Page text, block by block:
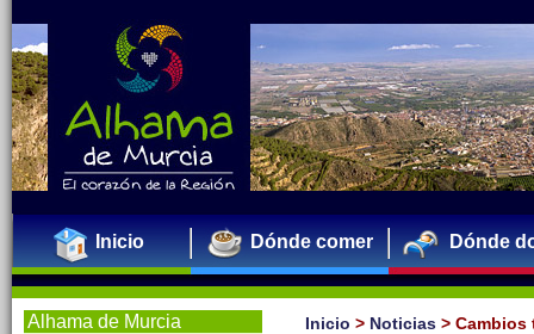
Inicio Dónde comer Dónde
Alhama de Murcia Inicio > Noticias > Cambios